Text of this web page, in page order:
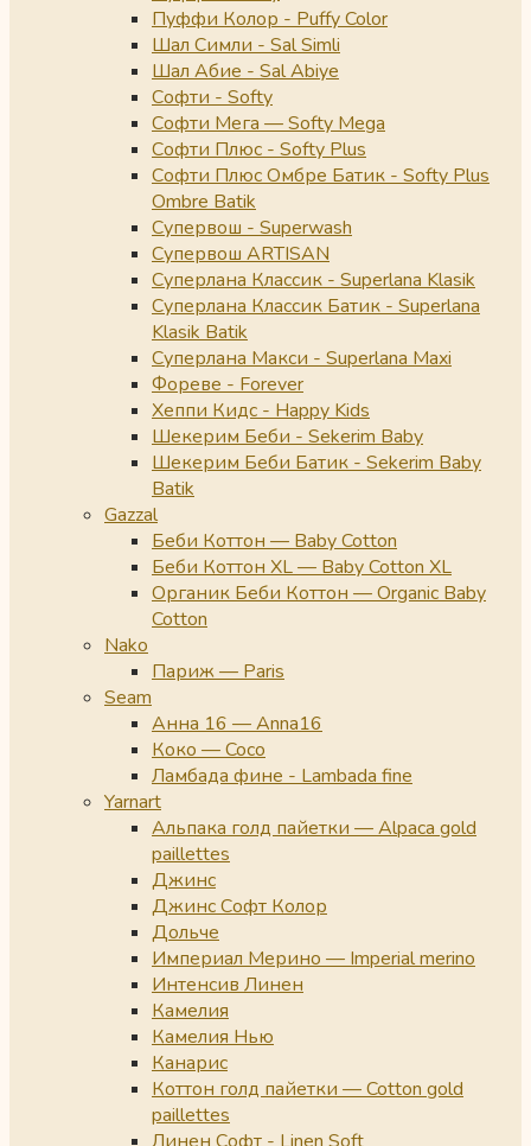
Пуффи Колор - Puffy Color
Шал Симли - Sal Simli
Шал Абие - Sal Abiye
Софти - Softy
Софти Мега — Softy Mega
Софти Плюс - Softy Plus
Софти Плюс Омбре Батик - Softy Plus
Ombre Batik
Супервош - Superwash
Супервош ARTISAN
Суперлана Классик - Superlana Klasik
Суперлана Классик Батик - Superlana
Klasik Batik
Суперлана Макси - Superlana Maxi
Фореве - Forever
Хеппи Кидс - Happy Kids
Шекерим Беби - Sekerim Baby
Шекерим Беби Батик - Sekerim Baby
Batik
Gazzal
Беби Коттон — Baby Cotton
Беби Коттон XL — Baby Cotton XL
Органик Беби Коттон — Organic Baby
Cotton
Nako
Париж — Paris
Seam
Анна 16 — Anna16
Коко — Coco
Ламбада фине - Lambada fine
Yarnart
Альпака голд пайетки — Alpaca gold
paillettes
Джинс
Джинс Софт Колор
Дольче
Империал Мерино — Imperial merino
Интенсив Линен
Камелия
Камелия Нью
Канарис
Коттон голд пайетки — Cotton gold
paillettes